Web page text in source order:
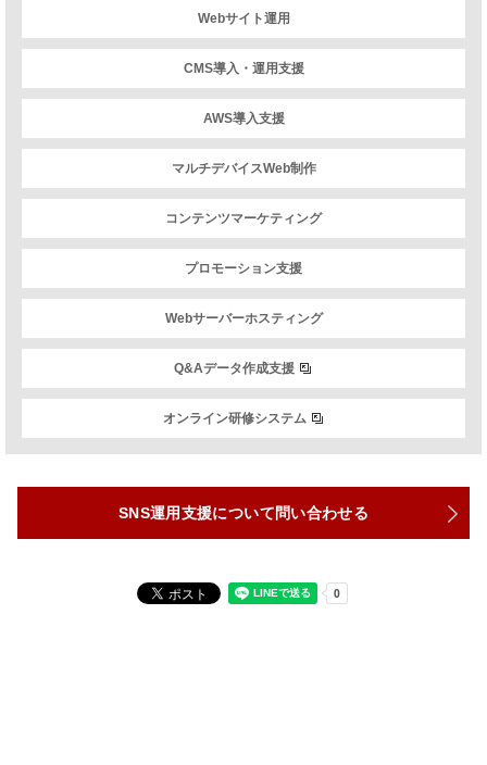
Webサイト運用
CMS導入・運用支援
AWS導入支援
マルチデバイスWeb制作
コンテンツマーケティング
プロモーション支援
Webサーバーホスティング
Q&Aデータ作成支援
オンライン研修システム
SNS運用支援について問い合わせる